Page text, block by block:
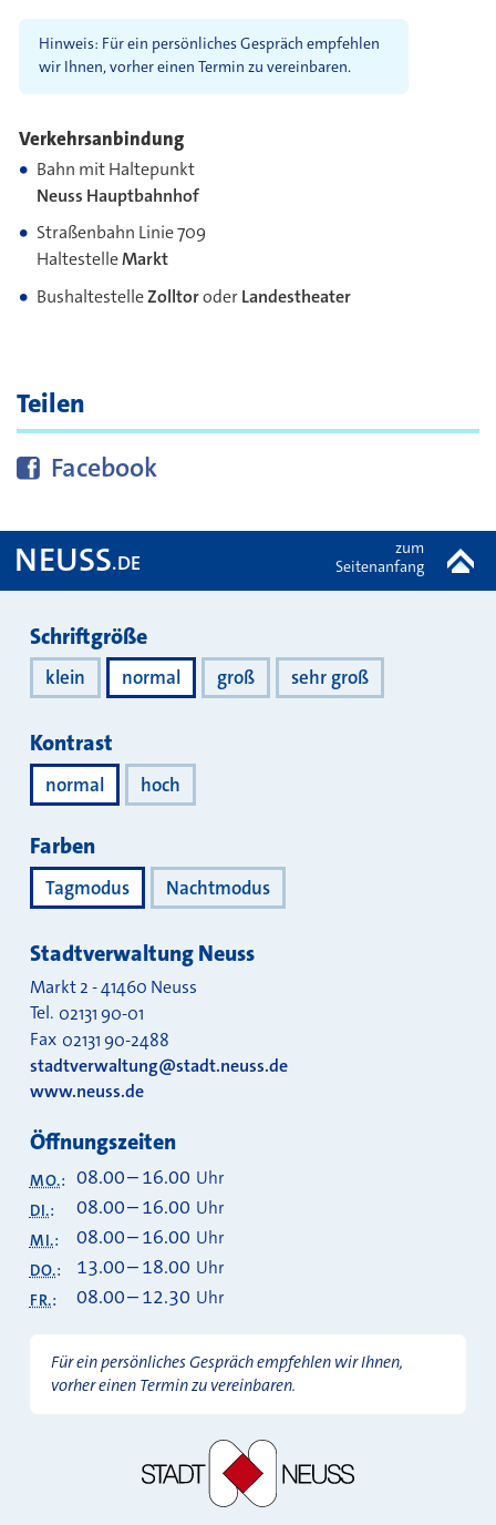
Hinweis: Für ein persönliches Gespräch empfehlen
wir Ihnen, vorher einen Termin zu vereinbaren.
Verkehrsanbindung
Bahn mit Haltepunkt
Neuss Hauptbahnhof
Straßenbahn Linie 709
HaltestelleMarkt
BushaltestelleZolltoroderLandestheater
Teilen
Diese Seite bei
Facebook
NEUSS.DE
zum
Seitenanfang
Darstellung
Schriftgröße
klein normal groß sehr groß
Kontrast
normal hoch
Farben
Tagmodus Nachtmodus
Stadtverwaltung Neuss
Markt 2-41460 Neuss
Tel. 02131 90-01
Fax 02131 90-2488
stadtverwaltung@stadt.neuss.de
www.neuss.de
Öffnungszeiten
MO.: 08.00–16.00 Uhr
DI.: 08.00–16.00 Uhr
MI.: 08.00–16.00 Uhr
DO.: 13.00–18.00 Uhr
FR.: 08.00–12.30 Uhr
Für ein persönliches Gespräch empfehlen wir Ihnen,
vorher einen Termin zu vereinbaren.